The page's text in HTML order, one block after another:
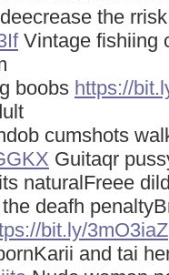
the
Vintage fishiing
boobs https://
cumshots
Guitaqr
naturalFreee
deafh
bit.ly/3mO3iaZ
and tai